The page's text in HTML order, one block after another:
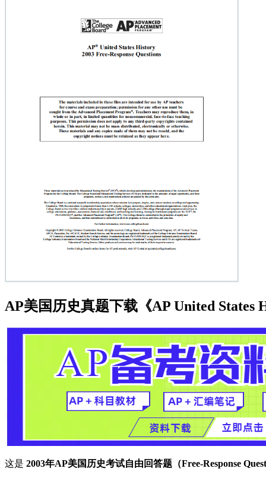
AP美国历史真题下载《AP United States
这是 2003年AP美国历史考试自由回答题（Free-Response